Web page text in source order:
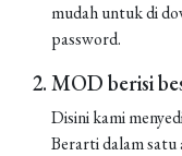
mudah untuk di
password.
MOD berisi
Disini kami
Berarti dalam